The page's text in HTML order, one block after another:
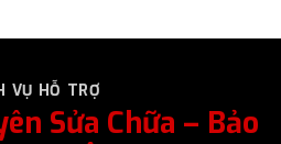
Sửa Chữa – Bảo
Đẹp Ô Tô Từ 2-7